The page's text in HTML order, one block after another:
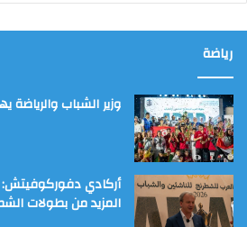
رياضة
وزير الشباب
أركادي
المزيد من بطولات